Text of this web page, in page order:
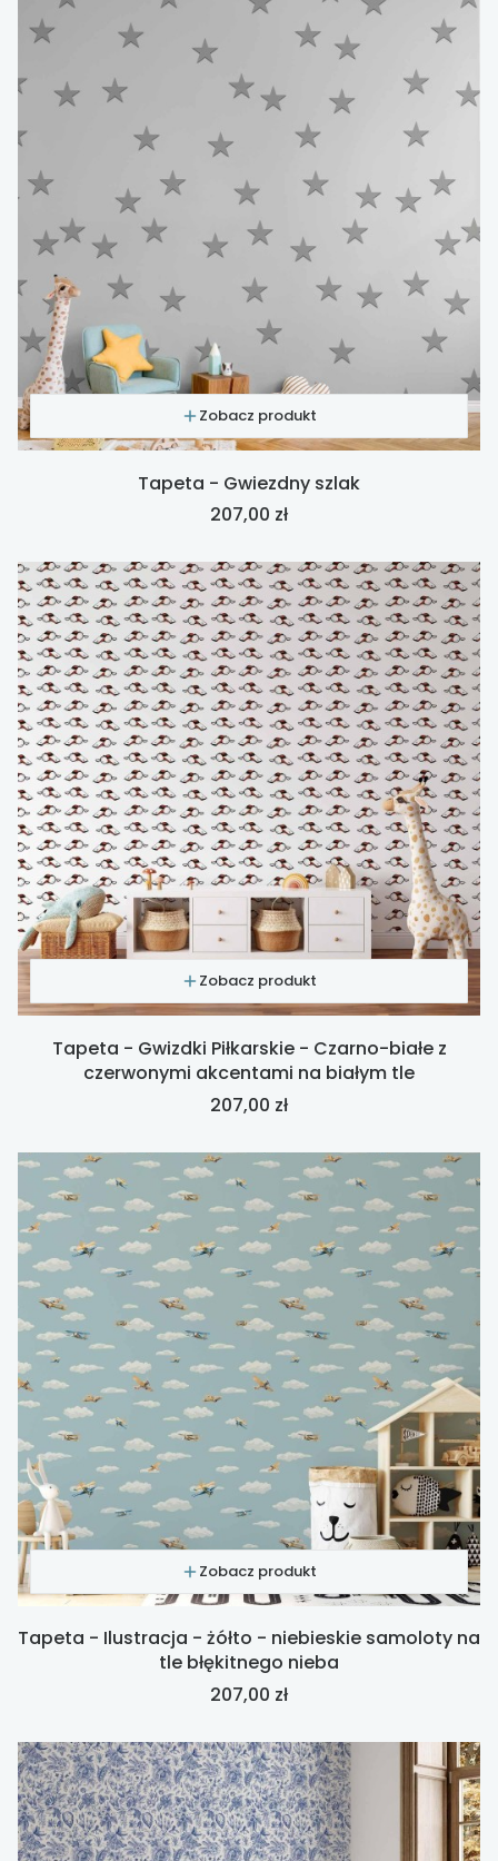
Zobacz produkt
Tapeta - Gwiezdny szlak
Cena
207,00 zł
Zobacz produkt
Tapeta - Gwizdki Piłkarskie - Czarno-białe z
czerwonymi akcentami na białym tle
Cena
207,00 zł
Zobacz produkt
Tapeta - Ilustracja - żółto - niebieskie samoloty na
tle błękitnego nieba
Cena
207,00 zł